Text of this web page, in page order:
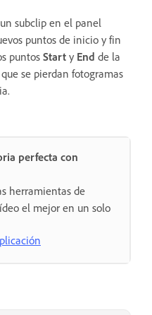
subclip en el panel
puntos de inicio y fin
puntos Start y End de la
se pierdan fotogramas
perfecta con
herramientas de
el mejor en un solo